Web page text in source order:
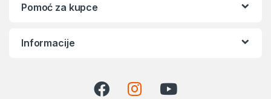
Pomoć za kupce
Informacije